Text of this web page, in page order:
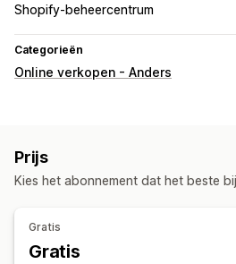
Shopify-beheercentrum
Categorieën
Online verkopen - Anders
Prijs
Kies het abonnement dat het beste
Gratis
Gratis